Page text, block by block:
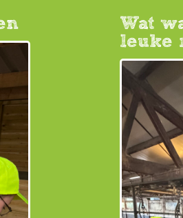
Wat
leuke